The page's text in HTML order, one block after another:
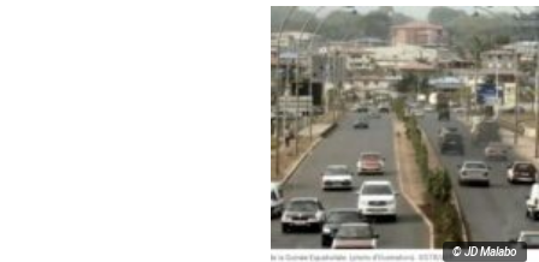
© JD Malabo